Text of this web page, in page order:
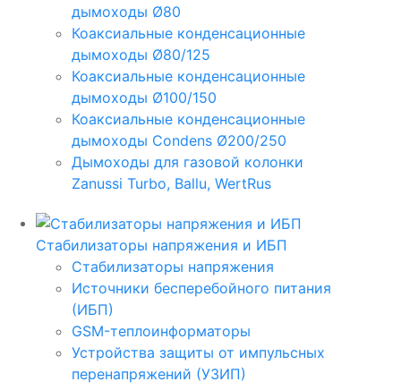
дымоходы Ø80
Коаксиальные конденсационные
дымоходы Ø80/125
Коаксиальные конденсационные
дымоходы Ø100/150
Коаксиальные конденсационные
дымоходы Condens Ø200/250
Дымоходы для газовой колонки
Zanussi Turbo, Ballu, WertRus
Стабилизаторы напряжения и ИБП
Стабилизаторы напряжения
Источники бесперебойного питания
(ИБП)
GSM-теплоинформаторы
Устройства защиты от импульсных
перенапряжений (УЗИП)